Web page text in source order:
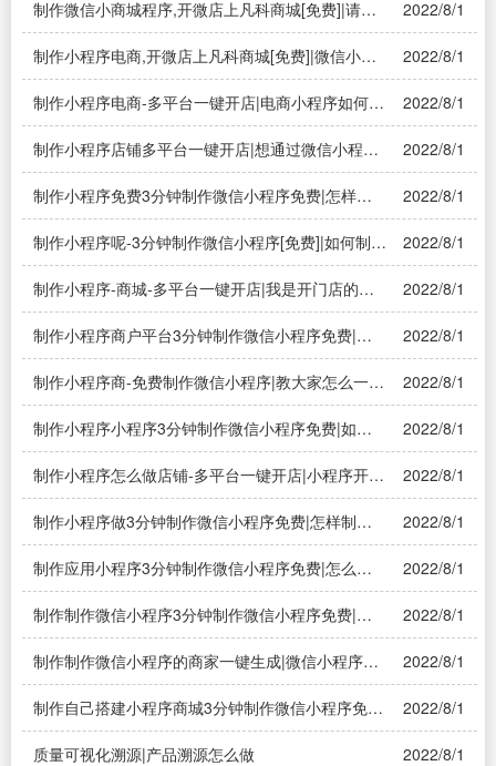
制作微信小商城程序,开微店上凡科商城[免费]|请人
做一个微信小程序需要多少钱？
2022/8/1
制作小程序电商,开微店上凡科商城[免费]|微信小程
序开店要钱吗——溯源系统
2022/8/1
制作小程序电商-多平台一键开店|电商小程序如何制
作——溯源系统
2022/8/1
制作小程序店铺多平台一键开店|想通过微信小程序
开个店铺，不知道一个人能不能搞定？
2022/8/1
制作小程序免费3分钟制作微信小程序免费|怎样制
作自己的微信小程序
2022/8/1
制作小程序呢-3分钟制作微信小程序[免费]|如何制作
微信小程序教程
2022/8/1
制作小程序-商城-多平台一键开店|我是开门店的想
做可以做小程序商城，要怎么做？
2022/8/1
制作小程序商户平台3分钟制作微信小程序免费|有
没有第三方免费微信小程序制作平台？
2022/8/1
制作小程序商-免费制作微信小程序|教大家怎么一步
步免费自己做微信小程序
2022/8/1
制作小程序小程序3分钟制作微信小程序免费|如何
制作自己的微信小程序
2022/8/1
制作小程序怎么做店铺-多平台一键开店|小程序开店
怎么操作？做餐饮的，有实体店
2022/8/1
制作小程序做3分钟制作微信小程序免费|怎样制作
自己的微信小程序
2022/8/1
制作应用小程序3分钟制作微信小程序免费|怎么能
免费制作自己的微信小程序?
2022/8/1
制作制作微信小程序3分钟制作微信小程序免费|如
何制作微信小程序?
2022/8/1
制作制作微信小程序的商家一键生成|微信小程序商
城制作步骤是？
2022/8/1
制作自己搭建小程序商城3分钟制作微信小程序免
费|如何制作自己的微信小程序
2022/8/1
质量可视化溯源|产品溯源怎么做 2022/8/1